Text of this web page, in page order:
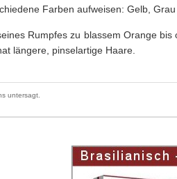
Farben aufweisen: Gelb, Grau
Rumpfes zu blassem Orange bis
längere, pinselartige Haare.
untersagt.